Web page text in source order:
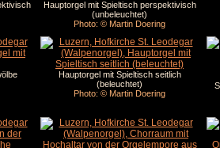
Hauptorgel mit Spieltisch perspektivisch
(unbeleuchtet)
Photo: © Martin Doering
Hauptorgel mit Spieltisch seitlich
(beleuchtet)
Photo: © Martin Doering